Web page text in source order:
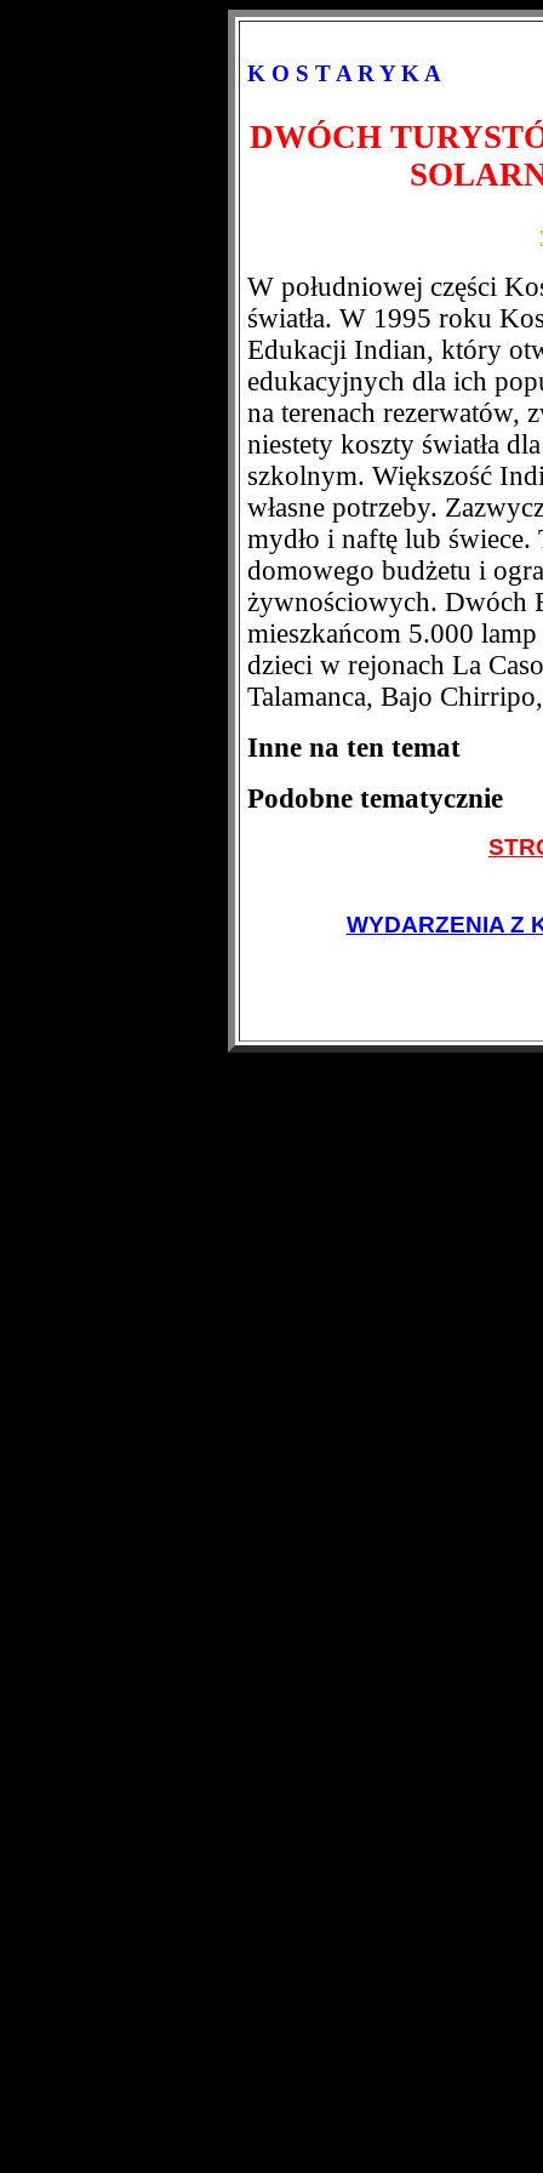
K O S T A R Y K A
DWÓCH
W południowej części
światła. W 1995 roku
Edukacji Indian, który
edukacyjnych dla ich
na terenach rezerwatów,
niestety koszty światła
szkolnym. Większość
własne potrzeby.
mydło i naftę lub świece.
domowego budżetu i
żywnościowych. Dwóch
mieszkańcom 5.000
dzieci w rejonach La
Talamanca, Bajo
Inne na ten temat
Podobne tematycznie
WYDARZENIA Z